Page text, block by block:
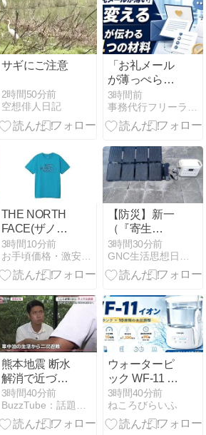
サギにご注意
2時間50分前
空想俳人日記
「お礼メール
が薄っぺら
い」を変え
る、心が伝わ
るお礼文の作
3時間前
THE NORTH
FACE(ザノー
スフェイス)
半袖 カットソ
ー Tシャツ
Logo Tee デジ
タルスティー
ル M
3時間10分前
【防災】新一
（『寄生
獣』）、しっ
かりしろ！ ★
ポータブル電
件
3時間30分前
熊本地震 断水
解消で近づ
く“日常” 「二
次避難」に新
たな課題も
3時間40分前
BuzzTube：話題・流行・旬・最新・注目の動画サイト
ウォーターピ
ック WF-11 イ
オンの口コミ
評判をレビュ
ー！使い心地
3時間40分前
ねころびらいふ